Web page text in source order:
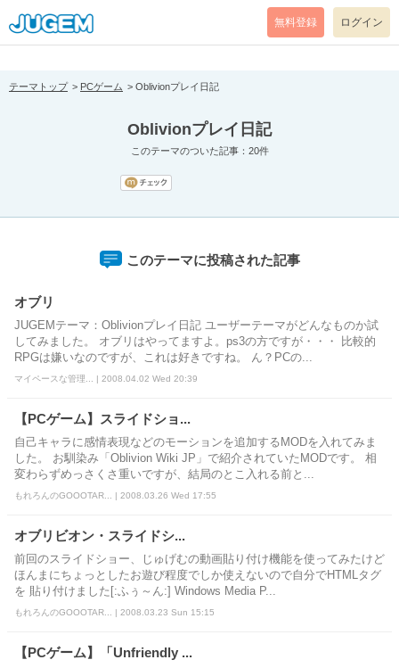
[pear_error: message="Success" code=0 mode=return level=notice
prefix="" info=""]
無料登録 ログイン
テーマトップ PCゲーム Oblivionプレイ日記
Oblivionプレイ日記
このテーマのついた記事：20件
このテーマに投稿された記事
オブリ
JUGEMテーマ：Oblivionプレイ日記 ユーザーテーマがどんなものか試
してみました。 オブリはやってますよ。ps3の方ですが・・・ 比較的
RPGは嫌いなのですが、これは好きですね。 ん？PCの...
マイペースな管理... | 2008.04.02 Wed 20:39
【PCゲーム】スライドショ...
自己キャラに感情表現などのモーションを追加するMODを入れてみま
した。 お馴染み「Oblivion Wiki JP」で紹介されていたMODです。 相
変わらずめっさくさ重いですが、結局のとこ入れる前と...
もれろんのGOOOTAR... | 2008.03.26 Wed 17:55
オブリビオン・スライドシ...
前回のスライドショー、じゅげむの動画貼り付け機能を使ってみたけど
ほんまにちょっとしたお遊び程度でしか使えないので自分でHTMLタグ
を 貼り付けました[:ふぅ～ん:] Windows Media P...
もれろんのGOOOTAR... | 2008.03.23 Sun 15:15
【PCゲーム】「Unfriendly ...